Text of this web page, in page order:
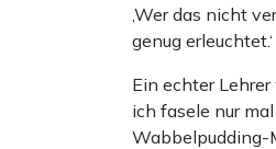
‚Wer das nicht
genug erleuchtet.‘
Ein echter Lehrer
ich fasele nur
Wabbelpudding-